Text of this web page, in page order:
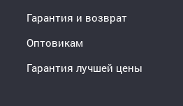
Гарантия и возврат
Оптовикам
Гарантия лучшей цены